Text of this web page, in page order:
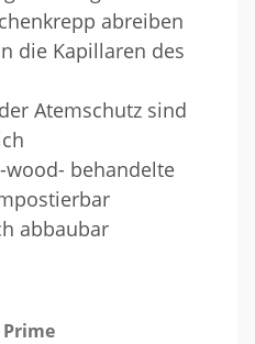
abreiben
die Kapillaren des
Atemschutz sind
wood- behandelte
abbaubar